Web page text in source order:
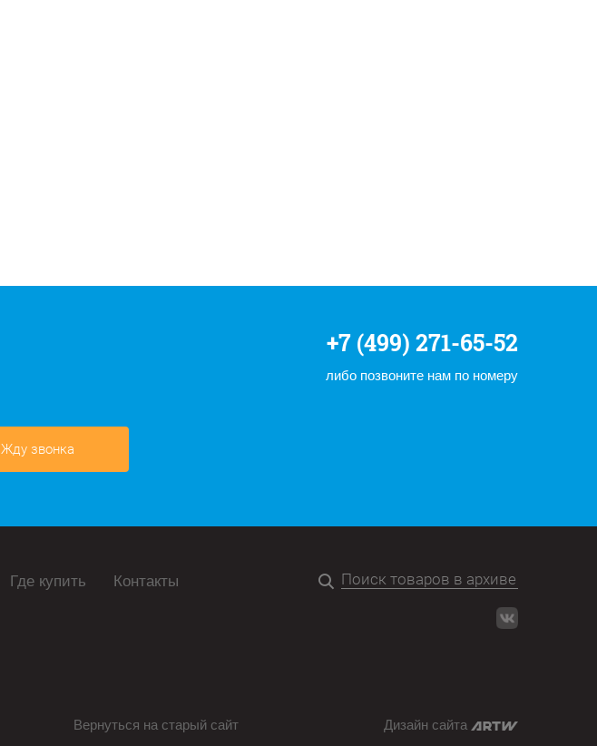
+7 (499) 271-65-52
либо позвоните нам по номеру
Жду звонка
Где купить Контакты
Вернуться на старый сайт Дизайн сайта